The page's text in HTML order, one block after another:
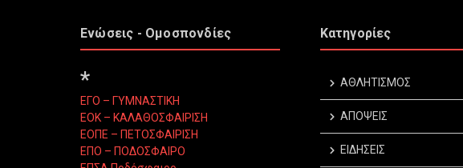
Ενώσεις - Ομοσπονδίες
*
ΕΓΟ – ΓΥΜΝΑΣΤΙΚΗ
ΕΟΚ – ΚΑΛΑΘΟΣΦΑΙΡΙΣΗ
ΕΟΠΕ – ΠΕΤΟΣΦΑΙΡΙΣΗ
ΕΠΟ – ΠΟΔΟΣΦΑΙΡΟ
Κατηγορίες
ΑΘΛΗΤΙΣΜΟΣ
ΑΠΟΨΕΙΣ
ΕΙΔΗΣΕΙΣ